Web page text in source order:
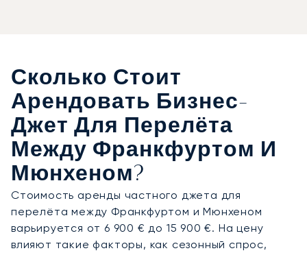
Сколько Стоит
Арендовать Бизнес-
Джет Для Перелёта
Между Франкфуртом И
Мюнхеном?
Стоимость аренды частного джета для
перелёта между Франкфуртом и Мюнхеном
варьируется от 6 900 € до 15 900 €. На цену
влияют такие факторы, как сезонный спрос,